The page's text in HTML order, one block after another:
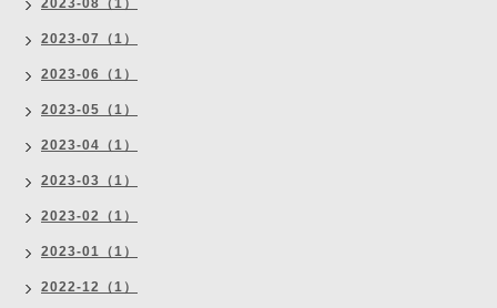
2023-08（1）
2023-07（1）
2023-06（1）
2023-05（1）
2023-04（1）
2023-03（1）
2023-02（1）
2023-01（1）
2022-12（1）